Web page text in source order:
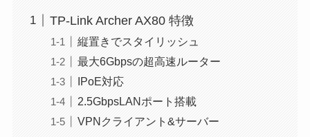
TP-Link Archer AX80 特徴
縦置きでスタイリッシュ
最大6Gbpsの超高速ルーター
IPoE対応
2.5GbpsLANポート搭載
VPNクライアント&サーバー